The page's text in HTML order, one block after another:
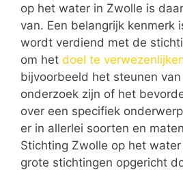
op het water in Zwolle is
van. Een belangrijk kenmerk
wordt verdiend met de
om het doel te
bijvoorbeeld het steunen
onderzoek zijn of het
over een specifiek
er in allerlei soorten en
Stichting Zwolle op het
grote stichtingen opgericht